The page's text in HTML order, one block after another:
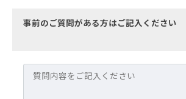
事前のご質問がある方はご記入ください